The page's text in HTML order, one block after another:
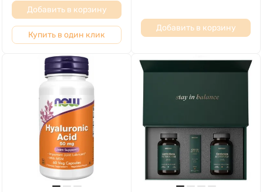
Добавить в корзину
Купить в один клик
Добавить в корзину